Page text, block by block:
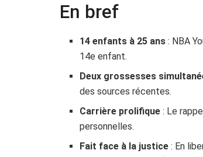
En bref
14 enfants à 25 ans : NBA
14e enfant.
Deux grossesses
des sources récentes.
Carrière prolifique : Le
personnelles.
Fait face à la justice: En